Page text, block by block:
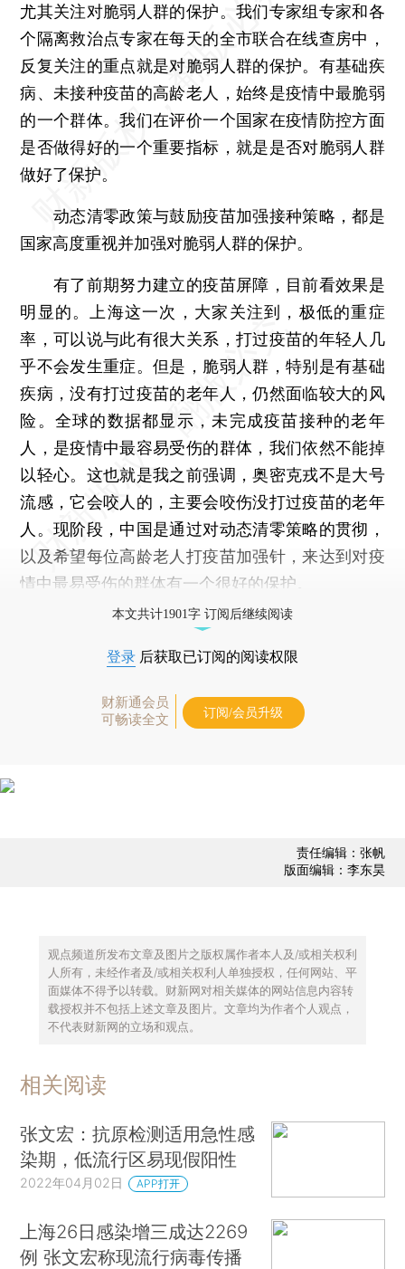
尤其关注对脆弱人群的保护。我们专家组专家和各
个隔离救治点专家在每天的全市联合在线查房中，
反复关注的重点就是对脆弱人群的保护。有基础疾
病、未接种疫苗的高龄老人，始终是疫情中最脆弱
的一个群体。我们在评价一个国家在疫情防控方面
是否做得好的一个重要指标，就是是否对脆弱人群
做好了保护。
动态清零政策与鼓励疫苗加强接种策略，都是
国家高度重视并加强对脆弱人群的保护。
有了前期努力建立的疫苗屏障，目前看效果是
明显的。上海这一次，大家关注到，极低的重症
率，可以说与此有很大关系，打过疫苗的年轻人几
乎不会发生重症。但是，脆弱人群，特别是有基础
疾病，没有打过疫苗的老年人，仍然面临较大的风
险。全球的数据都显示，未完成疫苗接种的老年
人，是疫情中最容易受伤的群体，我们依然不能掉
以轻心。这也就是我之前强调，奥密克戎不是大号
流感，它会咬人的，主要会咬伤没打过疫苗的老年
人。现阶段，中国是通过对动态清零策略的贯彻，
以及希望每位高龄老人打疫苗加强针，来达到对疫
情中最易受伤的群体有一个很好的保护。
本文共计1901字 订阅后继续阅读
登录 后获取已订阅的阅读权限
财新通会员
可畅读全文
订阅/会员升级
责任编辑：张帆
版面编辑：李东昊
观点频道所发布文章及图片之版权属作者本人及/或相关权利
人所有，未经作者及/或相关权利人单独授权，任何网站、平
面媒体不得予以转载。财新网对相关媒体的网站信息内容转
载授权并不包括上述文章及图片。文章均为作者个人观点，
不代表财新网的立场和观点。
相关阅读
张文宏：抗原检测适用急性感
染期，低流行区易现假阳性
2022年04月02日 APP打开
上海26日感染增三成达2269
例 张文宏称现流行病毒传播